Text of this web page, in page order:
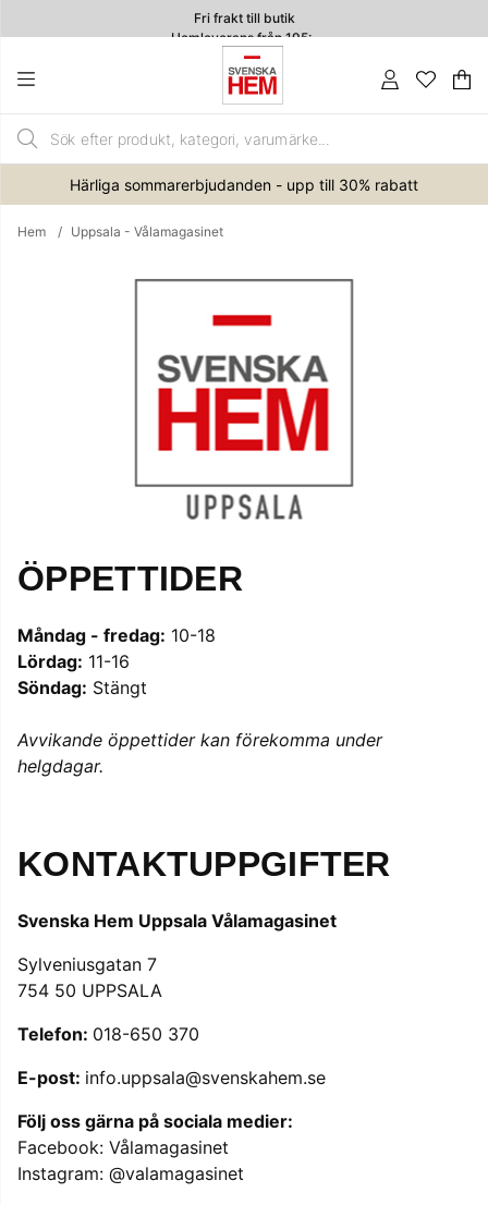
Fri frakt till butik
Hemleverans från 195:-
.
Härliga sommarerbjudanden - upp till 30% rabatt
Hem Uppsala - Vålamagasinet
ÖPPETTIDER
Måndag - fredag: 10-18
Lördag: 11-16
Söndag: Stängt
Avvikande öppettider kan förekomma under
helgdagar.
KONTAKTUPPGIFTER
Svenska Hem Uppsala Vålamagasinet
Sylveniusgatan 7
754 50 UPPSALA
Telefon: 018-650 370
E-post: info.uppsala@svenskahem.se
Följ oss gärna på sociala medier:
Facebook: Vålamagasinet
Instagram: @valamagasinet